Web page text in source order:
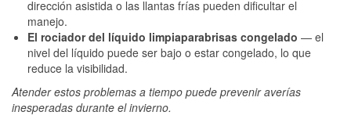
dirección asistida o las llantas frías pueden dificultar el
manejo.
El rociador del líquido limpiaparabrisas congelado — el
nivel del líquido puede ser bajo o estar congelado, lo que
reduce la visibilidad.
Atender estos problemas a tiempo puede prevenir averías
inesperadas durante el invierno.